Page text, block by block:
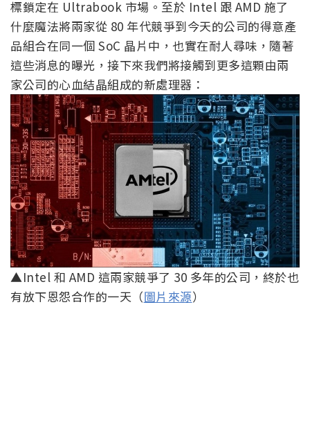
標鎖定在 Ultrabook 市場。至於 Intel 跟 AMD 施了
什麼魔法將兩家從 80 年代競爭到今天的公司的得意產
品組合在同一個 SoC 晶片中，也實在耐人尋味，隨著
這些消息的曝光，接下來我們將接觸到更多這顆由兩
家公司的心血結晶組成的新處理器：
▲Intel 和 AMD 這兩家競爭了 30 多年的公司，終於也
有放下恩怨合作的一天（圖片來源）